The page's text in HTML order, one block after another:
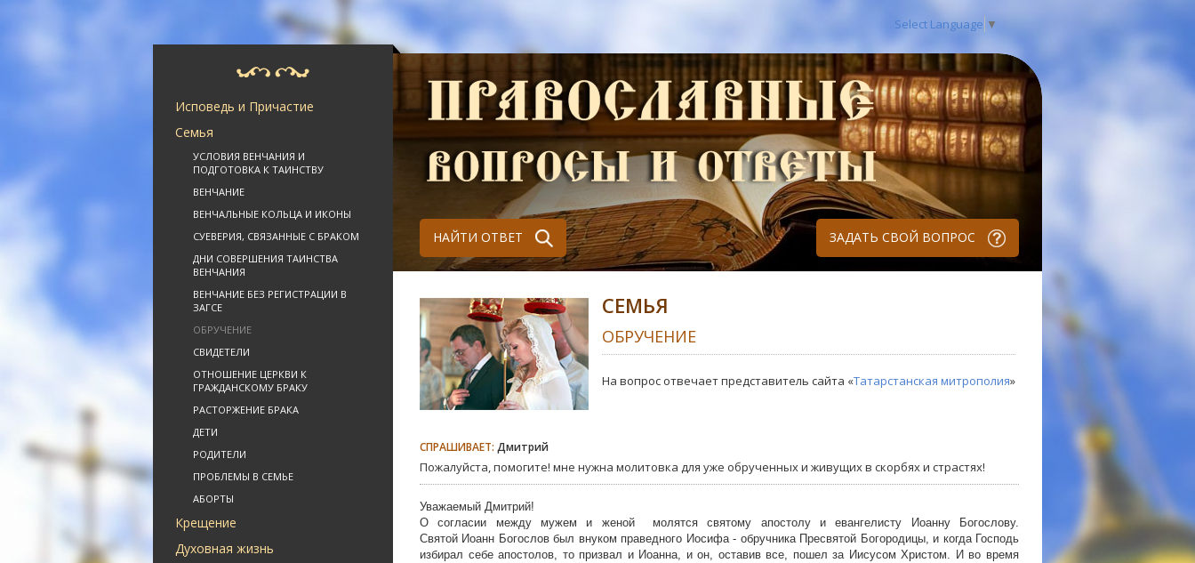
Select Language ▼
Исповедь и Причастие
Семья
УСЛОВИЯ ВЕНЧАНИЯ И
ПОДГОТОВКА К ТАИНСТВУ
ВЕНЧАНИЕ
ВЕНЧАЛЬНЫЕ КОЛЬЦА И ИКОНЫ
СУЕВЕРИЯ, СВЯЗАННЫЕ С БРАКОМ
ДНИ СОВЕРШЕНИЯ ТАИНСТВА
ВЕНЧАНИЯ
ВЕНЧАНИЕ БЕЗ РЕГИСТРАЦИИ В
ЗАГСЕ
ОБРУЧЕНИЕ
СВИДЕТЕЛИ
ОТНОШЕНИЕ ЦЕРКВИ К
ГРАЖДАНСКОМУ БРАКУ
РАСТОРЖЕНИЕ БРАКА
ДЕТИ
РОДИТЕЛИ
ПРОБЛЕМЫ В СЕМЬЕ
АБОРТЫ
Крещение
Духовная жизнь
НАЙТИ ОТВЕТ ЗАДАТЬ СВОЙ ВОПРОС
СЕМЬЯ
ОБРУЧЕНИЕ
На вопрос отвечает представитель сайта «Татарстанская митрополия»
СПРАШИВАЕТ: Дмитрий
Пожалуйста, помогите! мне нужна молитовка для уже обрученных и живущих в скорбях и страстях!
Уважаемый Дмитрий!
О согласии между мужем и женой молятся святому апостолу и евангелисту Иоанну Богослову.
Святой Иоанн Богослов был внуком праведного Иосифа - обручника Пресвятой Богородицы, и когда Господь
избирал себе апостолов, то призвал и Иоанна, и он, оставив все, пошел за Иисусом Христом. И во время